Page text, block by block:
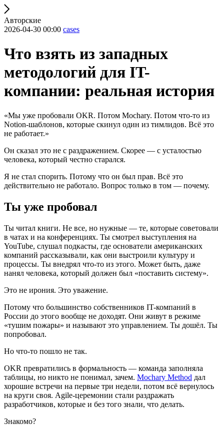
Авторские
2026-04-30 00:00 cases
Что взять из западных
методологий для IT-
компании: реальная история
«Мы уже пробовали OKR. Потом Mochary. Потом что-то из
Notion-шаблонов, которые скинул один из тимлидов. Всё это
не работает.»
Он сказал это не с раздражением. Скорее — с усталостью
человека, который честно старался.
Я не стал спорить. Потому что он был прав. Всё это
действительно не работало. Вопрос только в том — почему.
Ты уже пробовал
Ты читал книги. Не все, но нужные — те, которые советовали
в чатах и на конференциях. Ты смотрел выступления на
YouTube, слушал подкасты, где основатели американских
компаний рассказывали, как они выстроили культуру и
процессы. Ты внедрял что-то из этого. Может быть, даже
нанял человека, который должен был «поставить систему».
Это не ирония. Это уважение.
Потому что большинство собственников IT-компаний в
России до этого вообще не доходят. Они живут в режиме
«тушим пожары» и называют это управлением. Ты дошёл. Ты
попробовал.
Но что-то пошло не так.
OKR превратились в формальность — команда заполняла
таблицы, но никто не понимал, зачем. Mochary Method дал
хорошие встречи на первые три недели, потом всё вернулось
на круги своя. Agile-церемонии стали раздражать
разработчиков, которые и без того знали, что делать.
Знакомо?